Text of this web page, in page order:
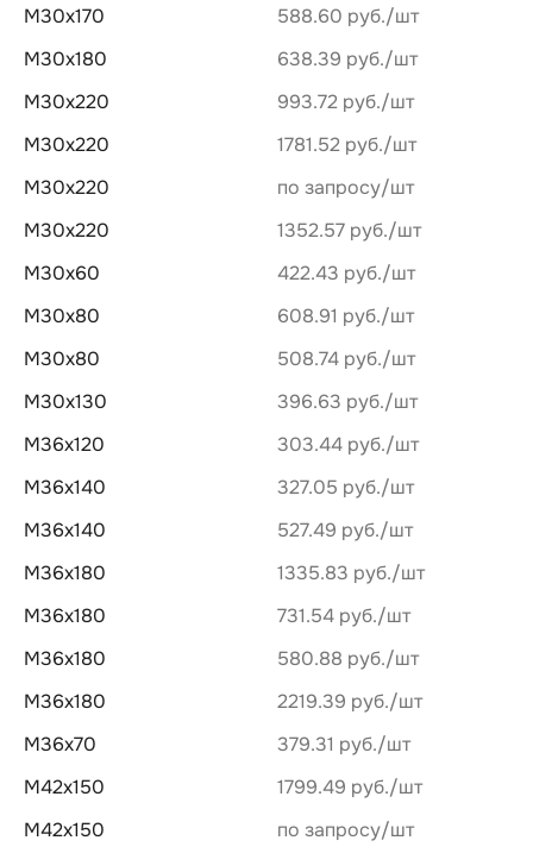
М30х170
588.60 руб.
М30х180
638.39 руб.
М30х220
993.72 руб.
М30х220
1781.52 руб.
М30х220
по запросу
М30х220
1352.57 руб.
М30х60
422.43 руб.
М30х80
608.91 руб.
М30х80
508.74 руб.
М30х130
396.63 руб.
М36х120
303.44 руб.
М36х140
327.05 руб.
М36х140
527.49 руб.
М36х180
1335.83 руб.
М36х180
731.54 руб.
М36х180
580.88 руб.
М36х180
2219.39 руб.
М36х70
379.31 руб.
М42х150
1799.49 руб.
М42х150
по запросу